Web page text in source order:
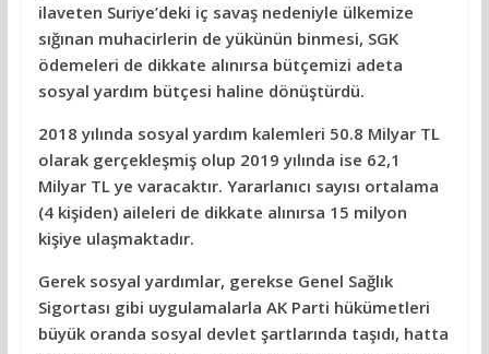
ilaveten Suriye’deki iç savaş nedeniyle ülkemize
sığınan muhacirlerin de yükünün binmesi, SGK
ödemeleri de dikkate alınırsa bütçemizi adeta
sosyal yardım bütçesi haline dönüştürdü.
2018 yılında sosyal yardım kalemleri 50.8 Milyar TL
olarak gerçekleşmiş olup 2019 yılında ise 62,1
Milyar TL ye varacaktır. Yararlanıcı sayısı ortalama
(4 kişiden) aileleri de dikkate alınırsa 15 milyon
kişiye ulaşmaktadır.
Gerek sosyal yardımlar, gerekse Genel Sağlık
Sigortası gibi uygulamalarla AK Parti hükümetleri
büyük oranda sosyal devlet şartlarında taşıdı, hatta